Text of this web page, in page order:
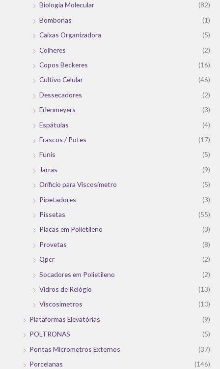
Biologia Molecular
(82)
Bombonas
(1)
Caixas Organizadora
(5)
Colheres
(2)
Copos Beckeres
(16)
Cultivo Celular
(46)
Dessecadores
(2)
Erlenmeyers
(3)
Espátulas
(4)
Frascos / Potes
(17)
Funis
(5)
Jarras
(9)
Oríficio para Viscosímetro
(5)
Pipetadores
(3)
Pissetas
(55)
Placas em Polietileno
(3)
Provetas
(8)
Qpcr
(2)
Socadores em Polietileno
(2)
Vidros de Relógio
(13)
Viscosímetros
(10)
Plataformas Elevatórias
(9)
POLTRONAS
(5)
Pontas Micrometros Externos
(37)
Porcelanas
(146)